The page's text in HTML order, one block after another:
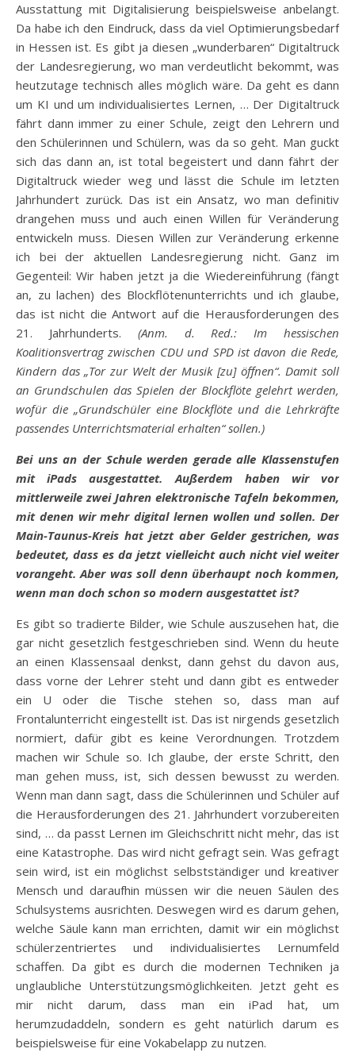
Ausstattung mit Digitalisierung beispielsweise anbelangt.
Da habe ich den Eindruck, dass da viel Optimierungsbedarf
in Hessen ist. Es gibt ja diesen „wunderbaren“ Digitaltruck
der Landesregierung, wo man verdeutlicht bekommt, was
heutzutage technisch alles möglich wäre. Da geht es dann
um KI und um individualisiertes Lernen, … Der Digitaltruck
fährt dann immer zu einer Schule, zeigt den Lehrern und
den Schülerinnen und Schülern, was da so geht. Man guckt
sich das dann an, ist total begeistert und dann fährt der
Digitaltruck wieder weg und lässt die Schule im letzten
Jahrhundert zurück. Das ist ein Ansatz, wo man definitiv
drangehen muss und auch einen Willen für Veränderung
entwickeln muss. Diesen Willen zur Veränderung erkenne
ich bei der aktuellen Landesregierung nicht. Ganz im
Gegenteil: Wir haben jetzt ja die Wiedereinführung (fängt
an, zu lachen) des Blockflötenunterrichts und ich glaube,
das ist nicht die Antwort auf die Herausforderungen des
21. Jahrhunderts. (Anm. d. Red.: Im hessischen
Koalitionsvertrag zwischen CDU und SPD ist davon die Rede,
Kindern das „Tor zur Welt der Musik [zu] öffnen“. Damit soll
an Grundschulen das Spielen der Blockflöte gelehrt werden,
wofür die „Grundschüler eine Blockflöte und die Lehrkräfte
passendes Unterrichtsmaterial erhalten“ sollen.)
Bei uns an der Schule werden gerade alle Klassenstufen
mit iPads ausgestattet. Außerdem haben wir vor
mittlerweile zwei Jahren elektronische Tafeln bekommen,
mit denen wir mehr digital lernen wollen und sollen. Der
Main-Taunus-Kreis hat jetzt aber Gelder gestrichen, was
bedeutet, dass es da jetzt vielleicht auch nicht viel weiter
vorangeht. Aber was soll denn überhaupt noch kommen,
wenn man doch schon so modern ausgestattet ist?
Es gibt so tradierte Bilder, wie Schule auszusehen hat, die
gar nicht gesetzlich festgeschrieben sind. Wenn du heute
an einen Klassensaal denkst, dann gehst du davon aus,
dass vorne der Lehrer steht und dann gibt es entweder
ein U oder die Tische stehen so, dass man auf
Frontalunterricht eingestellt ist. Das ist nirgends gesetzlich
normiert, dafür gibt es keine Verordnungen. Trotzdem
machen wir Schule so. Ich glaube, der erste Schritt, den
man gehen muss, ist, sich dessen bewusst zu werden.
Wenn man dann sagt, dass die Schülerinnen und Schüler auf
die Herausforderungen des 21. Jahrhundert vorzubereiten
sind, … da passt Lernen im Gleichschritt nicht mehr, das ist
eine Katastrophe. Das wird nicht gefragt sein. Was gefragt
sein wird, ist ein möglichst selbstständiger und kreativer
Mensch und daraufhin müssen wir die neuen Säulen des
Schulsystems ausrichten. Deswegen wird es darum gehen,
welche Säule kann man errichten, damit wir ein möglichst
schülerzentriertes und individualisiertes Lernumfeld
schaffen. Da gibt es durch die modernen Techniken ja
unglaubliche Unterstützungsmöglichkeiten. Jetzt geht es
mir nicht darum, dass man ein iPad hat, um
herumzudaddeln, sondern es geht natürlich darum es
beispielsweise für eine Vokabelapp zu nutzen.